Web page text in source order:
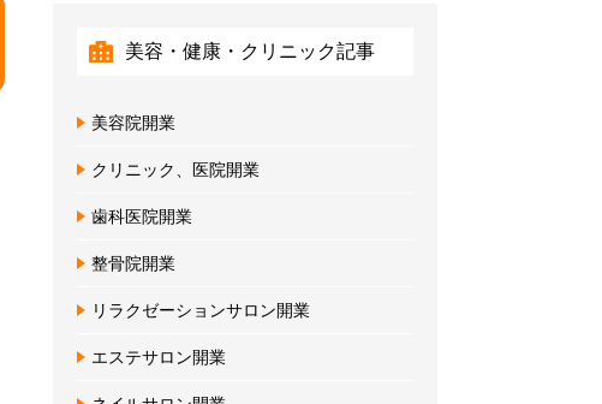
美容・健康・クリニック記事
美容院開業
クリニック、医院開業
歯科医院開業
整骨院開業
リラクゼーションサロン開業
エステサロン開業